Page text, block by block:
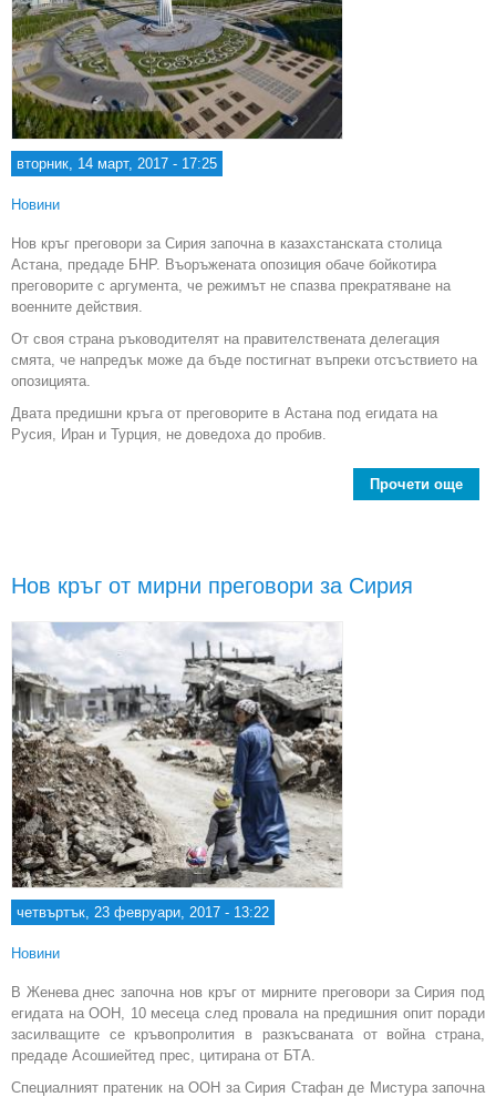
вторник, 14 март, 2017 - 17:25
Новини
Нов кръг преговори за Сирия започна в казахстанската столица
Астана, предаде БНР. Въоръжената опозиция обаче бойкотира
преговорите с аргумента, че режимът не спазва прекратяване на
военните действия.
От своя страна ръководителят на правителствената делегация
смята, че напредък може да бъде постигнат въпреки отсъствието на
опозицията.
Двата предишни кръга от преговорите в Астана под егидата на
Русия, Иран и Турция, не доведоха до пробив.
Прочети още
Нов кръг от мирни преговори за Сирия
четвъртък, 23 февруари, 2017 - 13:22
Новини
В Женева днес започна нов кръг от мирните преговори за Сирия под
егидата на ООН, 10 месеца след провала на предишния опит поради
засилващите се кръвопролития в разкъсваната от война страна,
предаде Асошиейтед прес, цитирана от БТА.
Специалният пратеник на ООН за Сирия Стафан де Мистура започна